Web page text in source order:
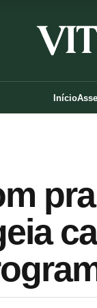
Início